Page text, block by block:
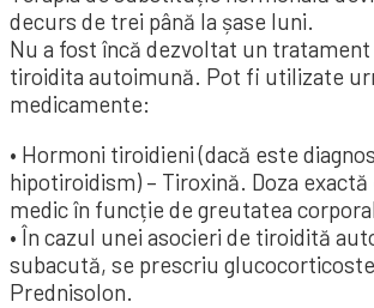
decurs de trei până la șase luni.
Nu a fost încă dezvoltat un
tiroidita autoimună. Pot fi utilizate
medicamente:
• Hormoni tiroidieni (dacă este
hipotiroidism) – Tiroxină. Doza
medic în funcție de greutatea
• În cazul unei asocieri de tiroidită
subacută, se prescriu
Prednisolon.